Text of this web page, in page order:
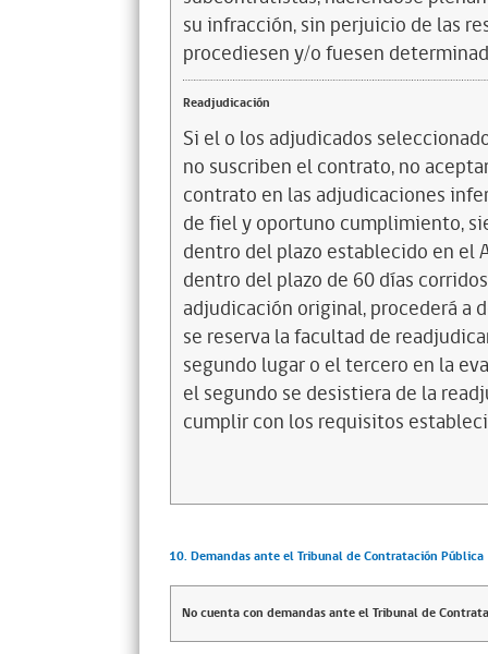
su infracción, sin perjuicio de las
procediesen y/o fuesen
Readjudicación
Si el o los adjudicados
no suscriben el contrato, no
contrato en las adjudicaciones
de fiel y oportuno cumplimiento,
dentro del plazo establecido en el
dentro del plazo de 60 días
adjudicación original, procederá a
se reserva la facultad de
segundo lugar o el tercero en la
el segundo se desistiera de la
cumplir con los requisitos
10. Demandas ante el Tribunal de Contratación Pública
No cuenta con demandas ante el Tribunal de